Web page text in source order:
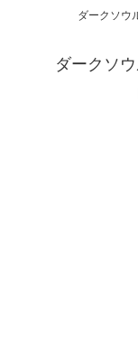
ダークソウ
ダークソ